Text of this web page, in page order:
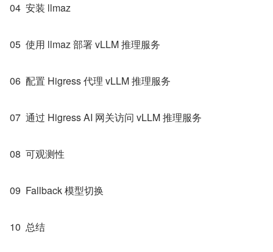
04  安装 llmaz
05  使用 llmaz 部署 vLLM 推理服务
06  配置 Higress 代理 vLLM 推理服务
07  通过 Higress AI 网关访问 vLLM 推理服务
08  可观测性
09  Fallback 模型切换
10  总结